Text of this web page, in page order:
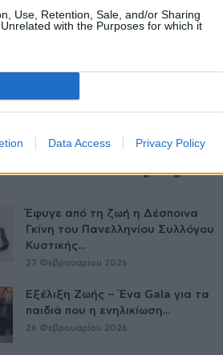
Use, Retention, Sale, and/or Sharing
with the Purposes for which it
Data Access Privacy Policy
Έφυγε από τη ζωή η Δέσποινα
Γκίνη του Πανελληνίου Συλλόγου
Κυστικής...
27 Φεβρουαρίου 2026
Εξέλιξη Ζωής – Ένα Gala για τα
παιδιά που η ενηλικίωση...
26 Φεβρουαρίου 2026